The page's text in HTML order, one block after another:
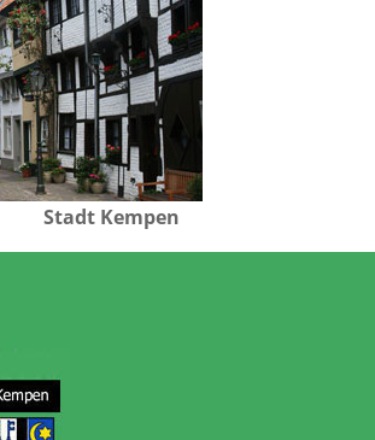
Stadt Kempen